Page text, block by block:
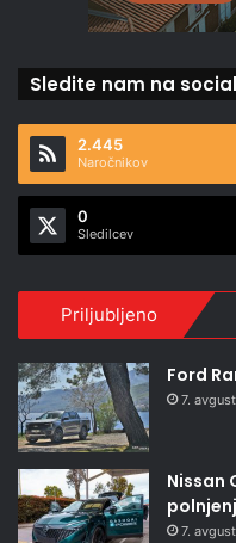
Sledite nam na
2.445
Naročnikov
0
Sledilcev
Priljubljeno
Ford
7.
Nissan
7.